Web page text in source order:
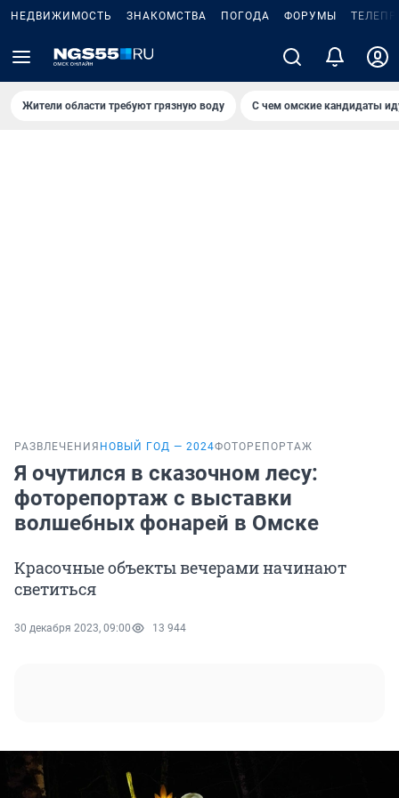
НЕДВИЖИМОСТЬ ЗНАКОМСТВА ПОГОДА ФОРУМЫ
Жители области требуют грязную воду С чем омские кандидаты
РАЗВЛЕЧЕНИЯ НОВЫЙ ГОД — 2024ФОТОРЕПОРТАЖ
Я очутился в сказочном лесу:
фоторепортаж с выставки
волшебных фонарей в Омске
Красочные объекты вечерами начинают
светиться
30 декабря 2023, 09:00 13 944